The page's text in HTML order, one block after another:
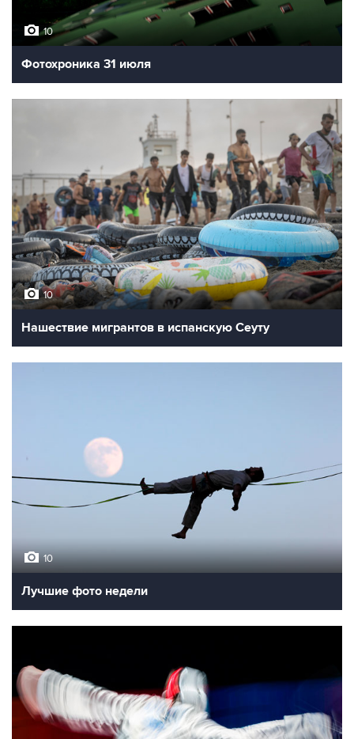
10
Фотохроника 31 июля
10
Нашествие мигрантов в испанскую Сеуту
10
Лучшие фото недели